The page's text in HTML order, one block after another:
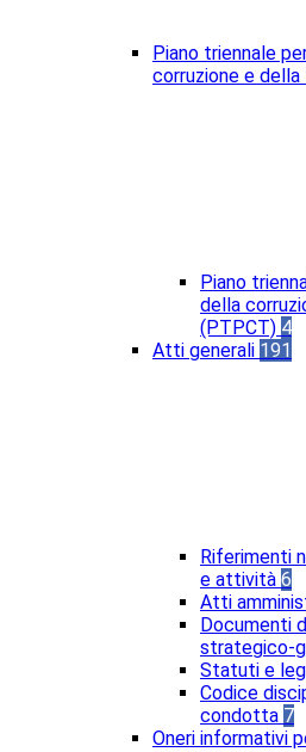
Piano triennale
corruzione e della
Piano
della
(PTPCT) 4
Atti generali 191
Riferimenti
e attività 6
Atti
Documenti
strategico-
Statuti e
Codice
condotta 7
Oneri informativi